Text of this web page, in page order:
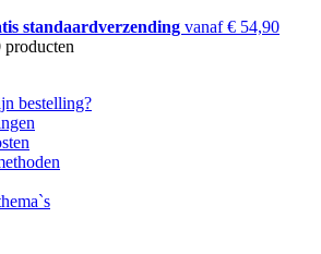
standaardverzending vanaf € 54,90
producten
bestelling?